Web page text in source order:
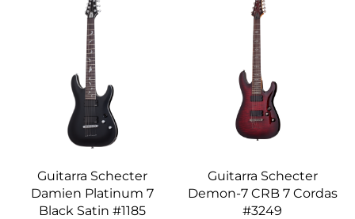
Guitarra Schecter
Damien Platinum 7
Black Satin #1185
Guitarra Schecter
Demon-7 CRB 7 Cordas
#3249